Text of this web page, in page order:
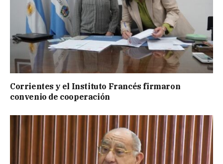
Corrientes y el Instituto Francés firmaron
convenio de cooperación